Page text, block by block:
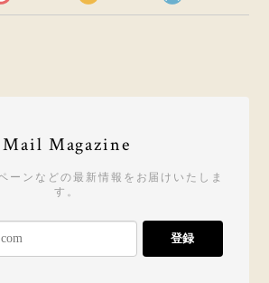
Mail Magazine
ーンなどの最新情報をお届けいたしま
す。
登録